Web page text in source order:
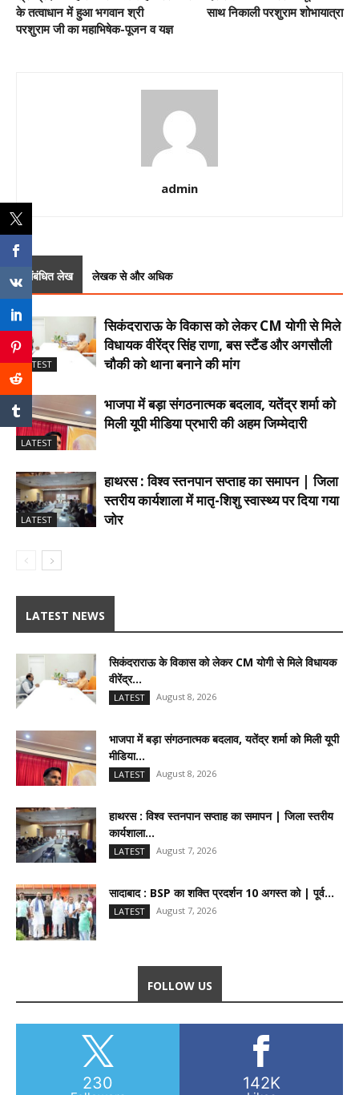
के तत्वाधान में हुआ भगवान श्री
परशुराम जी का महाभिषेक-पूजन व यज्ञ
साथ निकाली परशुराम शोभायात्रा
admin
संबंधित लेख लेखक से और अधिक
LATEST
सिकंदराराऊ के विकास को लेकर CM योगी से मिले
विधायक वीरेंद्र सिंह राणा, बस स्टैंड और अगसौली
चौकी को थाना बनाने की मांग
LATEST
भाजपा में बड़ा संगठनात्मक बदलाव, यतेंद्र शर्मा को
मिली यूपी मीडिया प्रभारी की अहम जिम्मेदारी
LATEST
हाथरस : विश्व स्तनपान सप्ताह का समापन | जिला
स्तरीय कार्यशाला में मातृ-शिशु स्वास्थ्य पर दिया गया
जोर
LATEST NEWS
सिकंदराराऊ के विकास को लेकर CM योगी से मिले विधायक
वीरेंद्र...
LATEST August 8, 2026
भाजपा में बड़ा संगठनात्मक बदलाव, यतेंद्र शर्मा को मिली यूपी
मीडिया...
LATEST August 8, 2026
हाथरस : विश्व स्तनपान सप्ताह का समापन | जिला स्तरीय
कार्यशाला...
LATEST August 7, 2026
सादाबाद : BSP का शक्ति प्रदर्शन 10 अगस्त को | पूर्व...
LATEST August 7, 2026
FOLLOW US
230 142K